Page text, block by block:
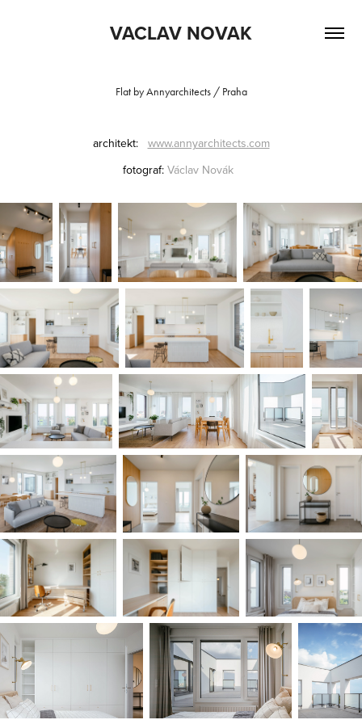
VACLAV NOVAK
Flat by Annyarchitects / Praha
architekt: www.annyarchitects.com
fotograf: Václav Novák